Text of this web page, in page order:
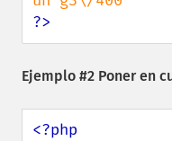
?>
Ejemplo #2 Poner en